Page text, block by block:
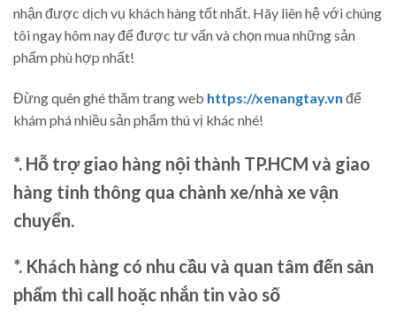
nhận được dịch vụ khách hàng tốt nhất. Hãy liên hệ với chúng
tôi ngay hôm nay để được tư vấn và chọn mua những sản
phẩm phù hợp nhất!
Đừng quên ghé thăm trang web https://xenangtay.vn để
khám phá nhiều sản phẩm thú vị khác nhé!
*. Hỗ trợ giao hàng nội thành TP.HCM và giao
hàng tỉnh thông qua chành xe/nhà xe vận
chuyển.
*. Khách hàng có nhu cầu và quan tâm đến sản
phẩm thì call hoặc nhắn tin vào số